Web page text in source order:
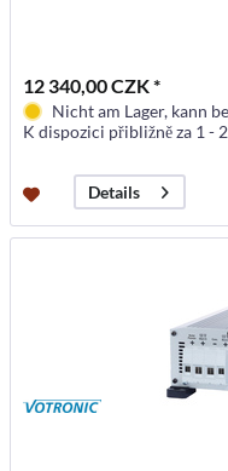
12 340,00 CZK *
Nicht am Lager, kann
K dispozici přibližně za 1 -
Details